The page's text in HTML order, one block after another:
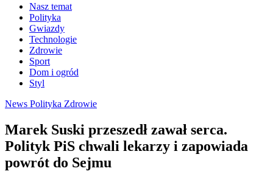
Nasz temat
Polityka
Gwiazdy
Technologie
Zdrowie
Sport
Dom i ogród
Styl
News Polityka Zdrowie
Marek Suski przeszedł zawał serca.
Polityk PiS chwali lekarzy i zapowiada
powrót do Sejmu